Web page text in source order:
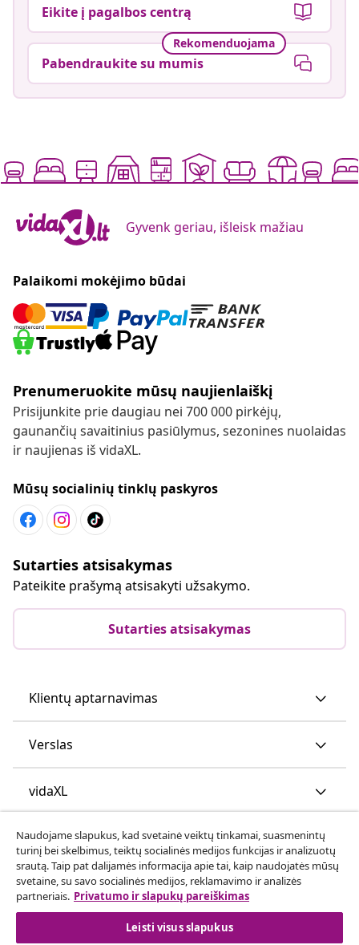
Eikite į pagalbos centrą
Rekomenduojama
Pabendraukite su mumis
Gyvenk geriau, išleisk mažiau
Palaikomi mokėjimo būdai
Prenumeruokite mūsų naujienlaiškį
Prisijunkite prie daugiau nei 700 000 pirkėjų,
gaunančių savaitinius pasiūlymus, sezonines nuolaidas
ir naujienas iš vidaXL.
Mūsų socialinių tinklų paskyros
Sutarties atsisakymas
Pateikite prašymą atsisakyti užsakymo.
Sutarties atsisakymas
Klientų aptarnavimas
Verslas
vidaXL
Atraskite daugiau
Naudojame slapukus, kad svetainė veiktų tinkamai, suasmenintų
turinį bei skelbimus, teiktų socialinės medijos funkcijas ir analizuotų
srautą. Taip pat dalijamės informacija apie tai, kaip naudojatės mūsų
svetaine, su savo socialinės medijos, reklamavimo ir analizės
partneriais. Privatumo ir slapukų pareiškimas
Leisti visus slapukus